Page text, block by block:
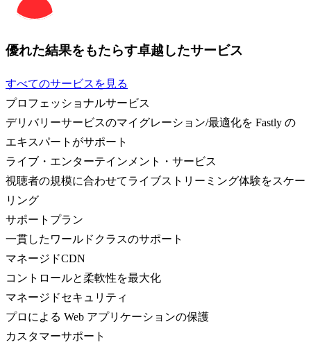
優れた結果をもたらす卓越したサービス
すべてのサービスを見る
プロフェッショナルサービス
デリバリーサービスのマイグレーション/最適化を Fastly の
エキスパートがサポート
ライブ・エンターテインメント・サービス
視聴者の規模に合わせてライブストリーミング体験をスケー
リング
サポートプラン
一貫したワールドクラスのサポート
マネージドCDN
コントロールと柔軟性を最大化
マネージドセキュリティ
プロによる Web アプリケーションの保護
カスタマーサポート